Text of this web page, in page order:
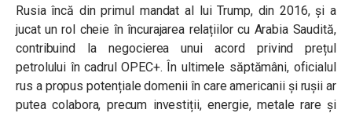
Rusia încă din primul mandat al lui Trump, din 2016, și a
jucat un rol cheie în încurajarea relațiilor cu Arabia Saudită,
contribuind la negocierea unui acord privind prețul
petrolului în cadrul OPEC+. În ultimele săptămâni, oficialul
rus a propus potențiale domenii în care americanii și rușii ar
putea colabora, precum investiții, energie, metale rare și